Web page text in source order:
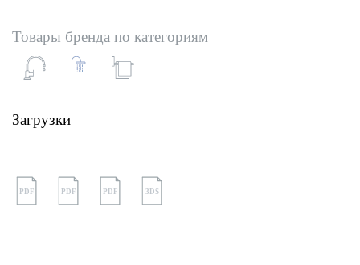
Товары бренда по категориям
Загрузки
PDF PDF PDF 3DS